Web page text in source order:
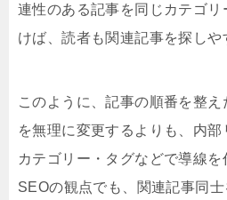
連性のある記事を同じカテゴ
けば、読者も関連記事を探しや
このように、記事の順番を整
を無理に変更するよりも、内部
カテゴリー・タグなどで導線を
SEOの観点でも、関連記事同